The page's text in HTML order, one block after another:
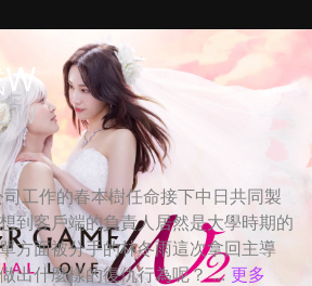
W
工作的春本樹任命接下中日共同製
到客戶端的負責人居然是大學時期的
方面被分手的林冬雨這次拿回主導
出什麼樣的復仇行為呢？ ... 更多